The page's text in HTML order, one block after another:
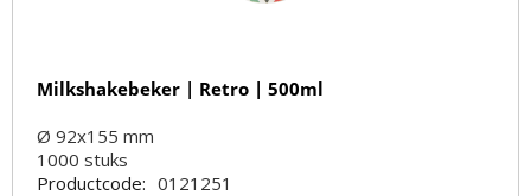
Milkshakebeker | Retro | 500ml
Ø 92x155 mm
1000 stuks
Productcode: 0121251